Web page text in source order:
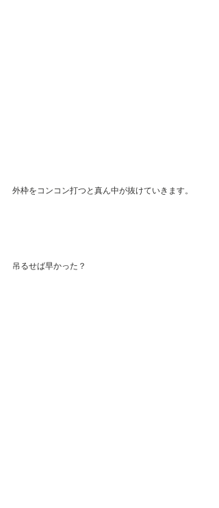
外枠をコンコン打つと真ん中が抜けていきます。
吊るせば早かった？